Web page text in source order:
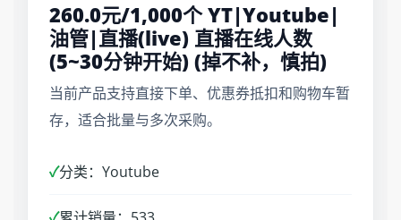
260.0元/1,000个 YT|Youtube|
油管|直播(live) 直播在线人数
(5~30分钟开始) (掉不补，慎拍)
当前产品支持直接下单、优惠券抵扣和购物车暂
存，适合批量与多次采购。
✓分类：Youtube